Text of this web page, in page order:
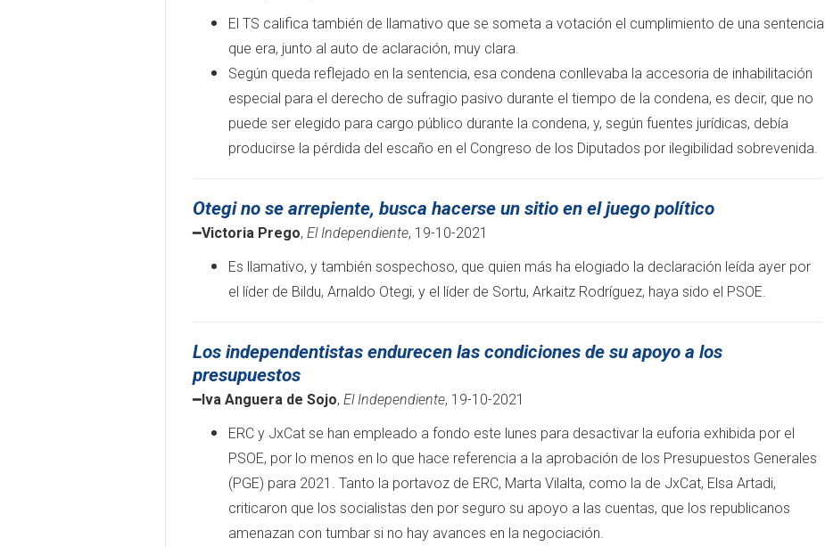
El TS califica también de llamativo que se someta a votación el cumplimiento de una sentencia
que era, junto al auto de aclaración, muy clara.
Según queda reflejado en la sentencia, esa condena conllevaba la accesoria de inhabilitación
especial para el derecho de sufragio pasivo durante el tiempo de la condena, es decir, que no
puede ser elegido para cargo público durante la condena, y, según fuentes jurídicas, debía
producirse la pérdida del escaño en el Congreso de los Diputados por ilegibilidad sobrevenida.
Otegi no se arrepiente, busca hacerse un sitio en el juego político
━Victoria Prego, El Independiente, 19-10-2021
Es llamativo, y también sospechoso, que quien más ha elogiado la declaración leída ayer por
el líder de Bildu, Arnaldo Otegi, y el líder de Sortu, Arkaitz Rodríguez, haya sido el PSOE.
Los independentistas endurecen las condiciones de su apoyo a los
presupuestos
━Iva Anguera de Sojo, El Independiente, 19-10-2021
ERC y JxCat se han empleado a fondo este lunes para desactivar la euforia exhibida por el
PSOE, por lo menos en lo que hace referencia a la aprobación de los Presupuestos Generales
(PGE) para 2021. Tanto la portavoz de ERC, Marta Vilalta, como la de JxCat, Elsa Artadi,
criticaron que los socialistas den por seguro su apoyo a las cuentas, que los republicanos
amenazan con tumbar si no hay avances en la negociación.